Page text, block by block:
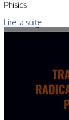
Phisics
Lire la suite